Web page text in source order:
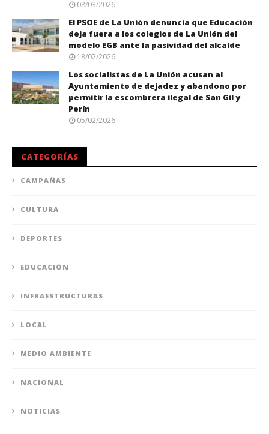
08/03/2026
El PSOE de La Unión denuncia que Educación
deja fuera a los colegios de La Unión del
modelo EGB ante la pasividad del alcalde
18/02/2026
Los socialistas de La Unión acusan al
Ayuntamiento de dejadez y abandono por
permitir la escombrera ilegal de San Gil y
Perín
05/02/2026
CATEGORÍAS
CAMPAÑAS
CULTURA
DEPORTES
EDUCACIÓN
INFRAESTRUCTURAS
LOCAL
MEDIO AMBIENTE
NACIONAL
NOTICIAS